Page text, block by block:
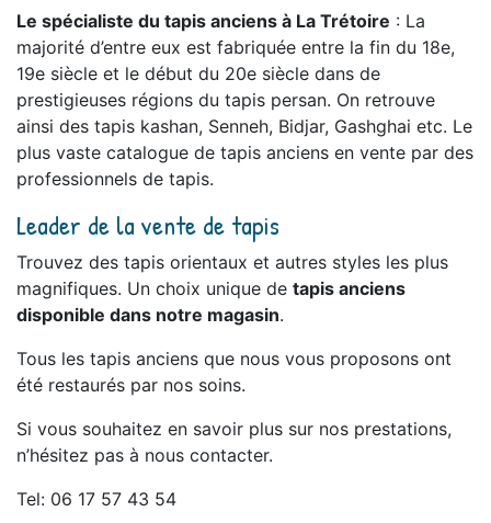
Le spécialiste du tapis anciens à La Trétoire : La
majorité d’entre eux est fabriquée entre la fin du 18e,
19e siècle et le début du 20e siècle dans de
prestigieuses régions du tapis persan. On retrouve
ainsi des tapis kashan, Senneh, Bidjar, Gashghai etc. Le
plus vaste catalogue de tapis anciens en vente par des
professionnels de tapis.
Leader de la vente de tapis
Trouvez des tapis orientaux et autres styles les plus
magnifiques. Un choix unique de tapis anciens
disponible dans notre magasin.
Tous les tapis anciens que nous vous proposons ont
été restaurés par nos soins.
Si vous souhaitez en savoir plus sur nos prestations,
n’hésitez pas à nous contacter.
Tel: 06 17 57 43 54